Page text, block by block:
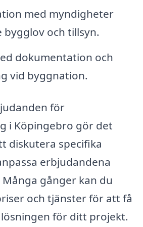
med myndigheter
och tillsyn.
dokumentation och
vid byggnation.
för
i Köpingebro gör det
diskutera specifika
erbjudandena
gånger kan du
och tjänster för att få
för ditt projekt.